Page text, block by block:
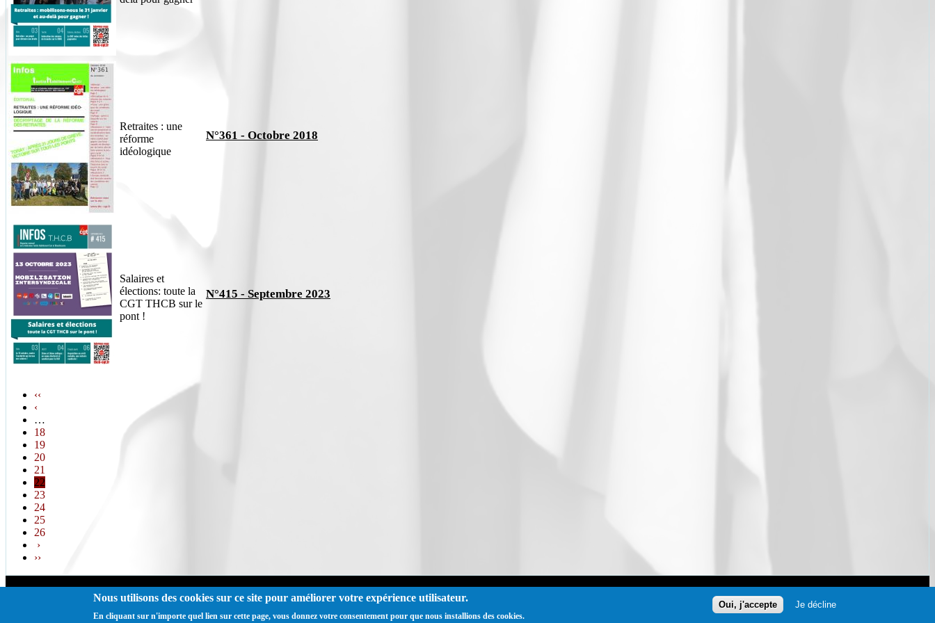
Retraites : une
réforme
idéologique
N°361 - Octobre 2018
Salaires et
élections: toute la
CGT THCB sur le
pont !
N°415 - Septembre 2023
‹‹
‹
…
18
19
20
21
22
23
24
25
26
›
››
Ⓒ CGT Fédération THCB - Tous les droits réservés -
Nous utilisons des cookies sur ce site pour améliorer votre expérience utilisateur.
En cliquant sur n'importe quel lien sur cette page, vous donnez votre consentement pour que nous installions des cookies.
Oui, j'accepte Je décline